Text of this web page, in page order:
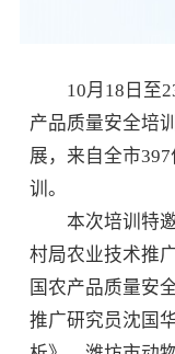
10月18日至
产品质量安全培
展，来自全市
训。
本次培训特
村局农业技术推
国农产品质量安
推广研究员沈国